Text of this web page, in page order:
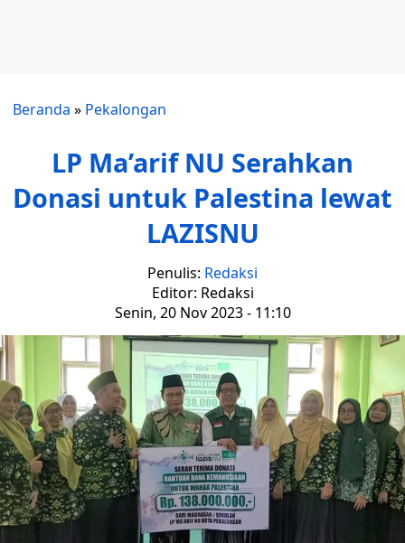
Beranda » Pekalongan
LP Ma’arif NU Serahkan
Donasi untuk Palestina lewat
LAZISNU
Penulis: Redaksi
Editor: Redaksi
Senin, 20 Nov 2023 - 11:10